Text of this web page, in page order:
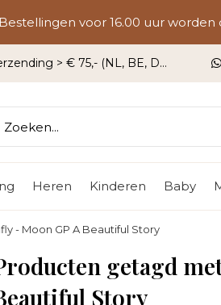
Heren Kinderen Baby
> € 75,- (NL, BE, DU)
Bestellingen voor 16.00 uur
- Moon GP A Beautiful Story
getagd
Story